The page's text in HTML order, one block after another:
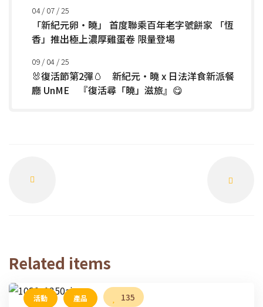
04 / 07 / 25
「新紀元卵・曉」 首度聯乘百年老字號餅家 「恆
香」推出極上濃厚雞蛋卷 限量登場
09 / 04 / 25
🐰復活節第2彈🥚 新紀元・曉 x 日法洋食新派餐
廳 UnME 『復活尋「曉」滋旅』😋
Related items
活動 產品 135